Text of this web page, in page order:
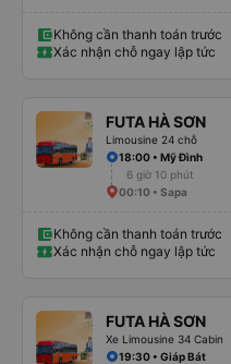
Không cần thanh toán trước
Xác nhận chỗ ngay lập tức
FUTA HÀ SƠN
Limousine 24 chỗ
18:00 • Mỹ Đình
6 giờ 10 phút
00:10 • Sapa
Không cần thanh toán trước
Xác nhận chỗ ngay lập tức
FUTA HÀ SƠN
Xe Limousine 34 Cabin
19:30 • Giáp Bát